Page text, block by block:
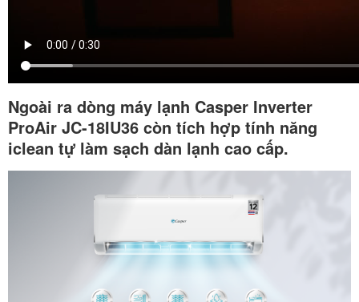
Ngoài ra dòng máy lạnh Casper Inverter
ProAir JC-18IU36 còn tích hợp tính năng
iclean tự làm sạch dàn lạnh cao cấp.